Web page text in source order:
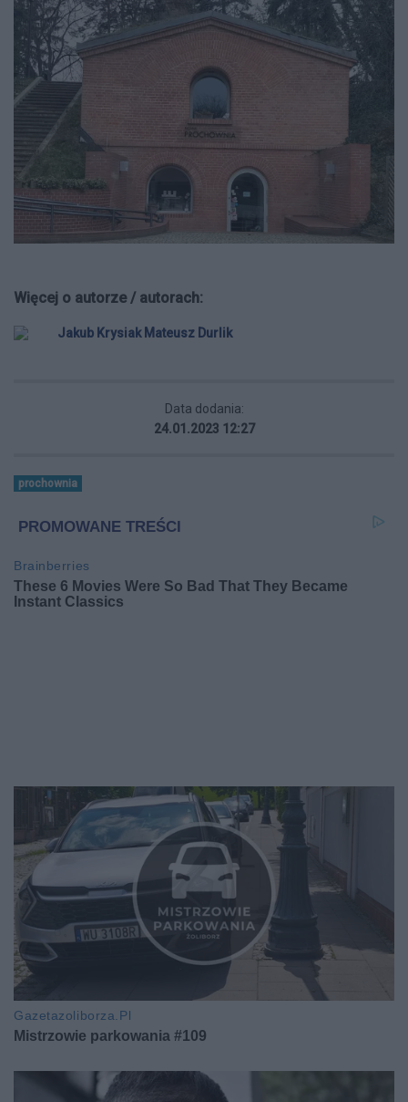
Więcej o autorze / autorach:
Jakub Krysiak Mateusz Durlik
Data dodania:
24.01.2023 12:27
prochownia